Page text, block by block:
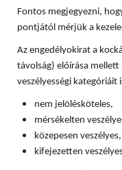
Fontos megjegyezni,
pontjától mérjük a
Az engedélyokirat a
távolság) előírása
veszélyességi kategóriáit
nem jelölésköteles,
mérsékelten
közepesen veszélyes,
kifejezetten